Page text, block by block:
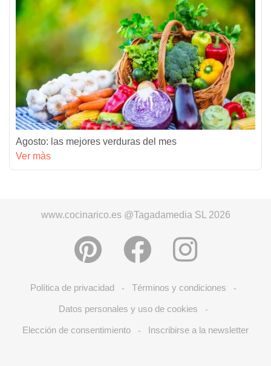
Agosto: las mejores verduras del mes
Ver màs
www.cocinarico.es @Tagadamedia SL 2026
Política de privacidad - Términos y condiciones -
Datos personales y uso de cookies -
Elección de consentimiento - Inscribirse a la newsletter